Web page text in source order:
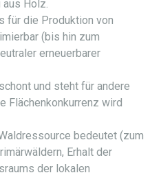
Holz.
für die Produktion von
(bis hin zum
erneuerbarer
und steht für andere
Flächenkonkurrenz wird
bedeutet (zum
Erhalt der
der lokalen